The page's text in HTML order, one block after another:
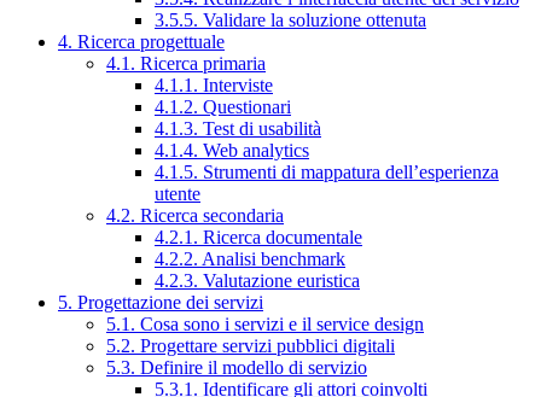
3.5.5. Validare la soluzione ottenuta
4. Ricerca progettuale
4.1. Ricerca primaria
4.1.1. Interviste
4.1.2. Questionari
4.1.3. Test di usabilità
4.1.4. Web analytics
4.1.5. Strumenti di mappatura dell’esperienza
utente
4.2. Ricerca secondaria
4.2.1. Ricerca documentale
4.2.2. Analisi benchmark
4.2.3. Valutazione euristica
5. Progettazione dei servizi
5.1. Cosa sono i servizi e il service design
5.2. Progettare servizi pubblici digitali
5.3. Definire il modello di servizio
5.3.1. Identificare gli attori coinvolti